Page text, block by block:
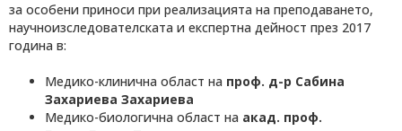
за особени приноси при реализацията на преподаването,
научноизследователската и експертна дейност през 2017
година в:
Медико-клинична област на проф. д-р Сабина
Захариева Захариева
Медико-биологична област на акад. проф.